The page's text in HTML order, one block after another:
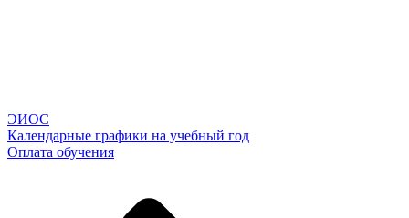
ЭИОС
Календарные графики на учебный год
Оплата обучения